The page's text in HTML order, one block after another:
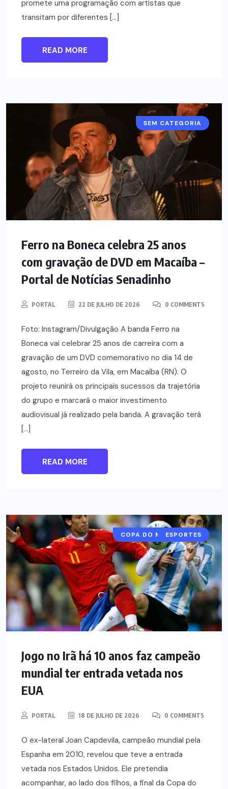
promete uma programação com artistas que
transitam por diferentes […]
READ MORE
SEM CATEGORIA
Ferro na Boneca celebra 25 anos
com gravação de DVD em Macaíba –
Portal de Notícias Senadinho
PORTAL 22 DE JULHO DE 2026 0 COMMENTS
Foto: Instagram/Divulgação A banda Ferro na
Boneca vai celebrar 25 anos de carreira com a
gravação de um DVD comemorativo no dia 14 de
agosto, no Terreiro da Vila, em Macaíba (RN). O
projeto reunirá os principais sucessos da trajetória
do grupo e marcará o maior investimento
audiovisual já realizado pela banda. A gravação terá
[…]
READ MORE
ARGENTINA
COPA DO MUNDO 2026
ESPORTES
Jogo no Irã há 10 anos faz campeão
mundial ter entrada vetada nos
EUA
PORTAL 18 DE JULHO DE 2026 0 COMMENTS
O ex-lateral Joan Capdevila, campeão mundial pela
Espanha em 2010, revelou que teve a entrada
vetada nos Estados Unidos. Ele pretendia
acompanhar, ao lado dos filhos, a final da Copa do